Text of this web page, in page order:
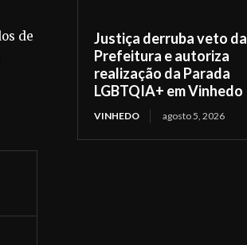
de
Justiça derruba veto da
Prefeitura e autoriza
realização da Parada
LGBTQIA+ em Vinhedo
VINHEDO agosto 5, 2026